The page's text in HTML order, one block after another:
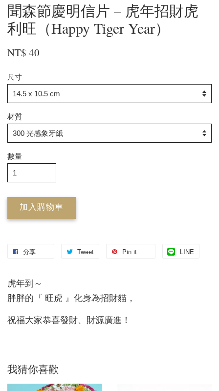
聞森節慶明信片 – 虎年招財虎
利旺（Happy Tiger Year）
NT$ 40
尺寸
材質
數量
加入購物車
分享 Tweet Pin it LINE
虎年到～
胖胖的『 旺虎 』化身為招財貓，
祝福大家恭喜發財、財源廣進！
我猜你喜歡